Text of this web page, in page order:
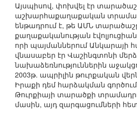
Այսպիսով, փոխվել էր
աշխարհաքաղաքական
ենթադրում է, թե ԱՄՆ
քաղաքականության
որի պայմաններում
վնասաբեր էր Վաշինգտոնի
նախաձեռնություններին
2003թ. ապրիլին թուրքական
Իրաքի դեմ հարձակման
Թուրքիայի տարածքի
մասին, այդ զարգացումների